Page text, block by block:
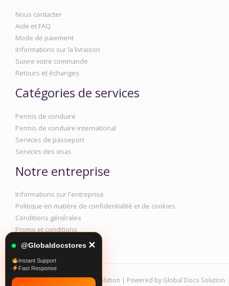
Nous contacter
Aide et FAQ
Mode de paiement
Informations sur la livraison
Suivre votre commande
Retours et échanges
Catégories de services
Permis de conduire
Permis de conduire international
Services de passeport
Services des visas
Notre entreprise
Informations sur l'entreprise
Politique en matière de confidentialité et de cookies
Conditions générales
Promo et conditions
Copyright © 2026 Global Docs Solution | Powered by Global Docs Solution
@Globaldocstores ✕
Instant Support
Fast Response